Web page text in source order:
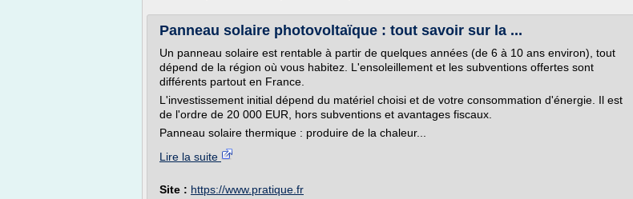
Panneau solaire photovoltaïque : tout savoir sur la ...
Un panneau solaire est rentable à partir de quelques années (de 6 à 10 ans environ), tout
dépend de la région où vous habitez. L'ensoleillement et les subventions offertes sont
différents partout en France.
L'investissement initial dépend du matériel choisi et de votre consommation d'énergie. Il est
de l'ordre de 20 000 EUR, hors subventions et avantages fiscaux.
Panneau solaire thermique : produire de la chaleur...
Lire la suite
Site : https://www.pratique.fr